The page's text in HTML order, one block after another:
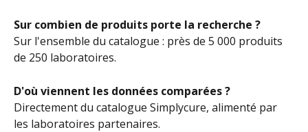
Sur combien de produits porte la recherche ?
Sur l'ensemble du catalogue : près de 5 000 produits
de 250 laboratoires.
D'où viennent les données comparées ?
Directement du catalogue Simplycure, alimenté par
les laboratoires partenaires.